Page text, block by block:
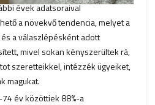
évek adatsoraival
a növekvő tendencia, melyet a
a válaszlépésként adott
mivel sokan kényszerültek rá,
szeretteikkel, intézzék ügyeiket,
magukat.
év közöttiek 88%-a